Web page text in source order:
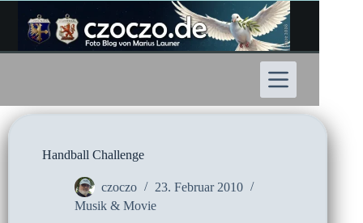
Inhalt
springen
Handball Challenge
czoczo
23. Februar 2010
Musik & Movie